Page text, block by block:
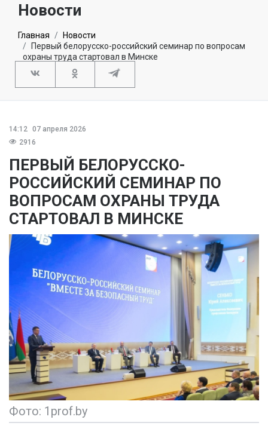
Новости
Главная
Новости
Первый белорусско-российский семинар по вопросам
охраны труда стартовал в Минске
14:12 07 апреля 2026
2916
ПЕРВЫЙ БЕЛОРУССКО-
РОССИЙСКИЙ СЕМИНАР ПО
ВОПРОСАМ ОХРАНЫ ТРУДА
СТАРТОВАЛ В МИНСКЕ
Фото: 1prof.by